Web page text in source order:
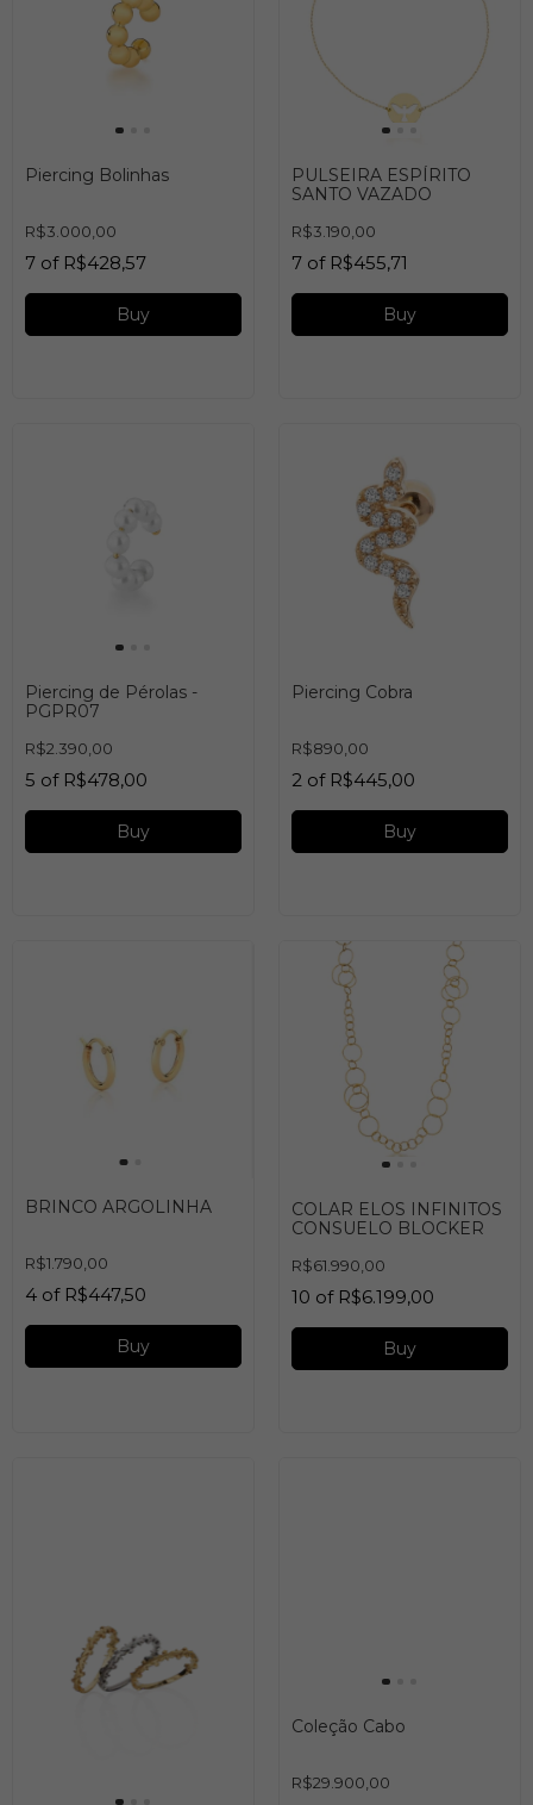
Piercing Bolinhas
R$3.000,00
7 of R$428,57
Buy
PULSEIRA ESPÍRITO
SANTO VAZADO
R$3.190,00
7 of R$455,71
Buy
Piercing de Pérolas -
PGPR07
R$2.390,00
5 of R$478,00
Buy
Piercing Cobra
R$890,00
2 of R$445,00
Buy
BRINCO ARGOLINHA
R$1.790,00
4 of R$447,50
Buy
COLAR ELOS INFINITOS
CONSUELO BLOCKER
R$61.990,00
10 of R$6.199,00
Buy
Coleção Cabo
R$29.900,00